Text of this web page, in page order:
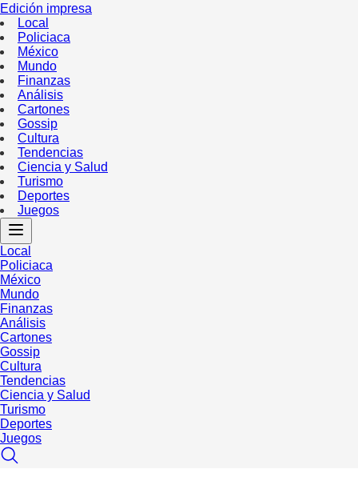
Edición impresa
Local
Policiaca
México
Mundo
Finanzas
Análisis
Cartones
Gossip
Cultura
Tendencias
Ciencia y Salud
Turismo
Deportes
Juegos
Local
Policiaca
México
Mundo
Finanzas
Análisis
Cartones
Gossip
Cultura
Tendencias
Ciencia y Salud
Turismo
Deportes
Juegos